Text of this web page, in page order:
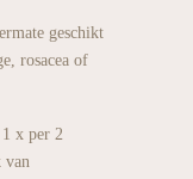
geschikt
rosacea of
x per 2
van